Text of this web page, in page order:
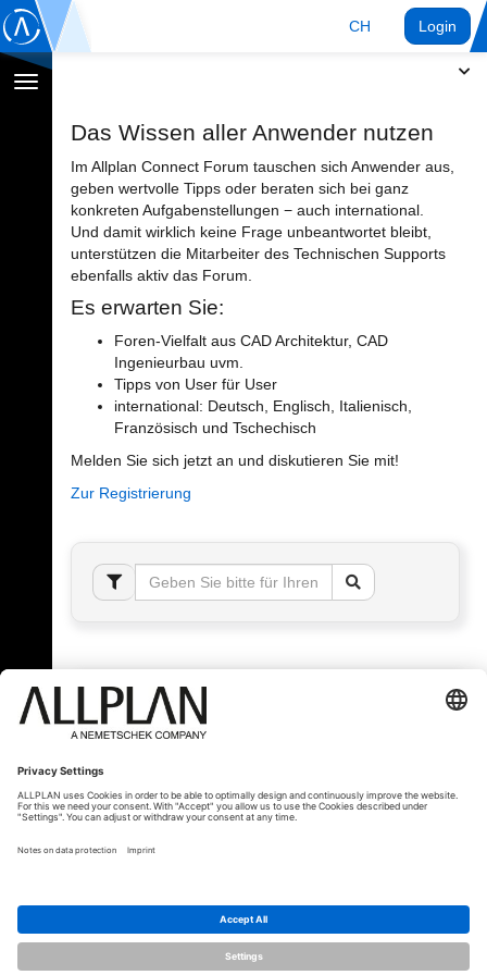
CH Login
Navigation
Das Wissen aller Anwender nutzen
Im Allplan Connect Forum tauschen sich Anwender aus,
geben wertvolle Tipps oder beraten sich bei ganz
konkreten Aufgabenstellungen − auch international.
Und damit wirklich keine Frage unbeantwortet bleibt,
unterstützen die Mitarbeiter des Technischen Supports
ebenfalls aktiv das Forum.
Es erwarten Sie:
Foren-Vielfalt aus CAD Architektur, CAD
Ingenieurbau uvm.
Tipps von User für User
international: Deutsch, Englisch, Italienisch,
Französisch und Tschechisch
Melden Sie sich jetzt an und diskutieren Sie mit!
Zur Registrierung
Fehler!
Bitte melden Sie sich an, um dieses Thema sehen
zu können.
© ALLPLAN Schweiz AG ALLPLAN ist Teil derNemetschek Group